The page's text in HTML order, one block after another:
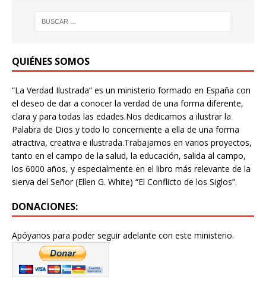
QUIÉNES SOMOS
“La Verdad Ilustrada” es un ministerio formado en España con
el deseo de dar a conocer la verdad de una forma diferente,
clara y para todas las edades.Nos dedicamos a ilustrar la
Palabra de Dios y todo lo concerniente a ella de una forma
atractiva, creativa e ilustrada.Trabajamos en varios proyectos,
tanto en el campo de la salud, la educación, salida al campo,
los 6000 años, y especialmente en el libro más relevante de la
sierva del Señor (Ellen G. White) “El Conflicto de los Siglos”.
DONACIONES:
Apóyanos para poder seguir adelante con este ministerio.